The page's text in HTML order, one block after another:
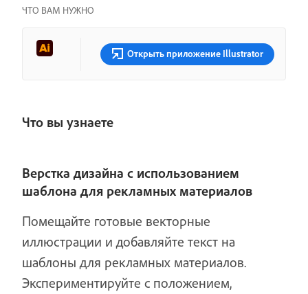
ЧТО ВАМ НУЖНО
Открыть приложение Illustrator
Что вы узнаете
Верстка дизайна с использованием
шаблона для рекламных материалов
Помещайте готовые векторные
иллюстрации и добавляйте текст на
шаблоны для рекламных материалов.
Экспериментируйте с положением,